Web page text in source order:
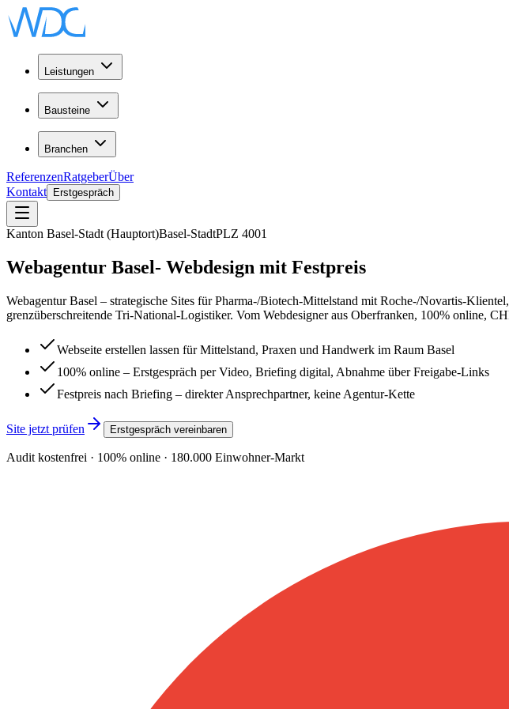
Leistungen
Bausteine
Branchen
ReferenzenRatgeberÜber
Kontakt
Erstgespräch
Kanton Basel-Stadt (Hauptort)Basel-StadtPLZ 4001
Webagentur Basel- Webdesign mit Festpreis
Webagentur Basel – strategische Sites für Pharma-/Biotech-Mittelstand mit Roche-/Novartis-
grenzüberschreitende Tri-National-Logistiker. Vom Webdesigner aus Oberfranken, 100% online,
Webseite erstellen lassen für Mittelstand, Praxen und Handwerk im Raum Basel
100% online – Erstgespräch per Video, Briefing digital, Abnahme über Freigabe-Links
Festpreis nach Briefing – direkter Ansprechpartner, keine Agentur-Kette
Site jetzt prüfen Erstgespräch vereinbaren
Audit kostenfrei · 100% online · 180.000 Einwohner-Markt